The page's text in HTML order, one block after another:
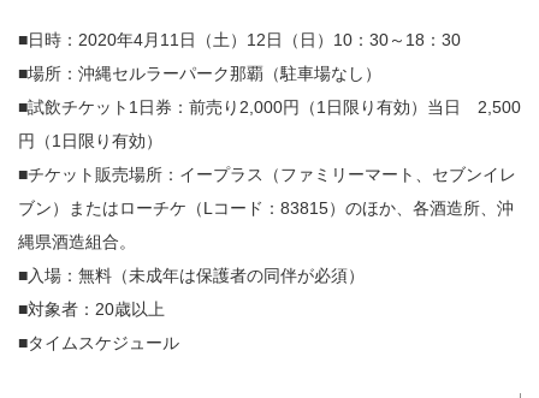
■日時：2020年4月11日（土）12日（日）10：30～18：30
■場所：沖縄セルラーパーク那覇（駐車場なし）
■試飲チケット1日券：前売り2,000円（1日限り有効）当日 2,500
円（1日限り有効）
■チケット販売場所：イープラス（ファミリーマート、セブンイレ
ブン）またはローチケ（Lコード：83815）のほか、各酒造所、沖
縄県酒造組合。
■入場：無料（未成年は保護者の同伴が必須）
■対象者：20歳以上
■タイムスケジュール